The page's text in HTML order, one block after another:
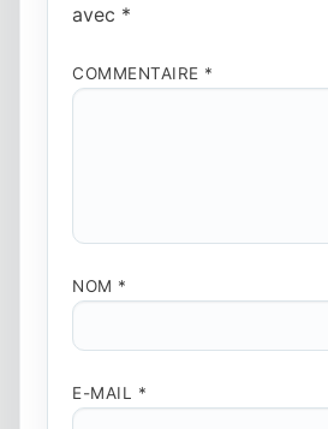
avec *
COMMENTAIRE *
NOM *
E-MAIL *